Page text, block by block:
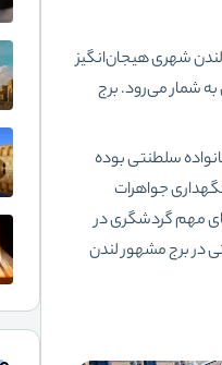
شهری هیجان‌انگیز
به شمار می‌رود. برج
سلطنتی بوده
جواهرات
از جاذبه‌های مهم گردشگری در
در برج مشهور لندن